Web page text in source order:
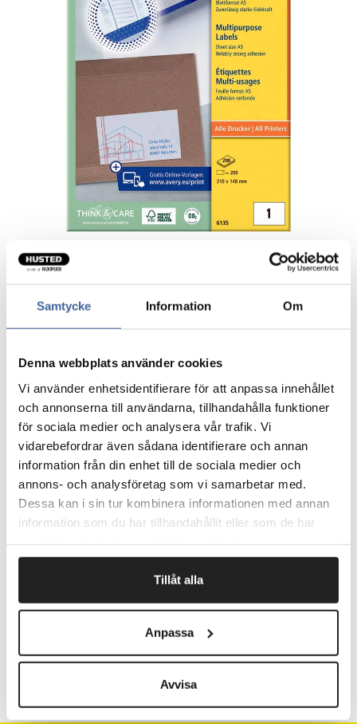
Samtycke Information Om
Denna webbplats använder cookies
Vi använder enhetsidentifierare för att anpassa innehållet
och annonserna till användarna, tillhandahålla funktioner
för sociala medier och analysera vår trafik. Vi
vidarebefordrar även sådana identifierare och annan
information från din enhet till de sociala medier och
annons- och analysföretag som vi samarbetar med.
Dessa kan i sin tur kombinera informationen med annan
information som du har tillhandahållit eller som de har
Tillåt alla
Anpassa
Avvisa
Avery etiketter A5 Ultragrip
Perfekt til forsendelser og mærkning.
oplag.
Etikettens papirkvalitet er skabt til skarpe udskrifter
uanset printeren.
FSC-certificeret - Fremstillet af papir fra bæredygtigt
skovbrug. Kan genbruges sammen med almindeligt
papiraffald.
Kan bruges i alle typer kopimaskiner og printere.
Afsendelse samme dag ved bestilling
Beskrivelse